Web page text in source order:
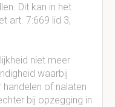
Dit kan in het
art. 7:669 lid 3,
niet meer
waarbij
of nalaten
bij opzegging in